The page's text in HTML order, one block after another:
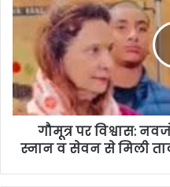
गौमूत्र पर विश्वास:
स्नान व सेवन से मिली